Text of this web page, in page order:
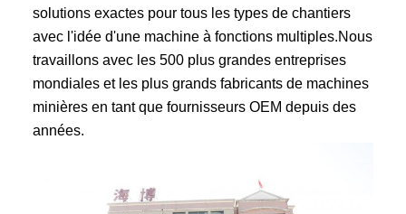
solutions exactes pour tous les types de chantiers
avec l'idée d'une machine à fonctions multiples.Nous
travaillons avec les 500 plus grandes entreprises
mondiales et les plus grands fabricants de machines
minières en tant que fournisseurs OEM depuis des
années.